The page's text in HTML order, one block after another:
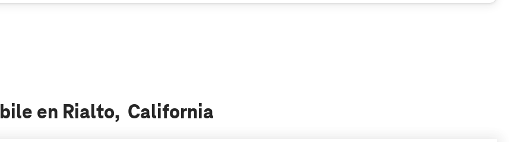
en Rialto, California